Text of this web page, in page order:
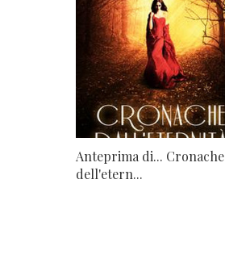
Anteprima di... Cronache
dell'etern...